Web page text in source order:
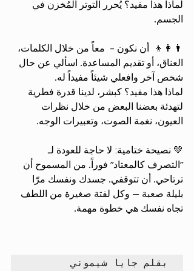
لماذا هذا مفيد؟ يُحرر التوتر المُخزن في
الجسم.
👨‍👩‍👦  أن نكون -  معاً من خلال الكلمات،
العناق، أو تقديم المساعدة. اسألي عن حال
شخص آخر وافعلي شيئاً مفيداً له.
لماذا هذا مفيد؟ كبشر، لدينا قدرة فطرية
لتهدئة بعضنا البعض من خلال نظرات
العيون، نغمة الصوت، وتعبيرات الوجه.
💚 نصيحة ختامية: لا حاجة للعودة لـ
”التصرف كالمعتاد” فوراً. من المسموح أن
ترتاحي. أن تتوقفي. جسدك ونفسك مرّا
بليلة صعبة – وكل لفتة صغيرة من اللطف
تجاه نفسك هي خطوة مهمة.
بقلم جايا شيموني